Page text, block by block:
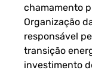
chamamento
Organização
responsável
transição
investimento